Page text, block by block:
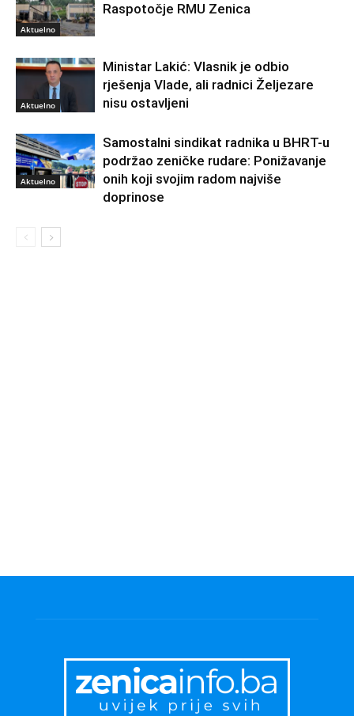
Aktuelno
Raspotočje RMU Zenica
Aktuelno
Ministar Lakić: Vlasnik je odbio
rješenja Vlade, ali radnici Željezare
nisu ostavljeni
Aktuelno
Samostalni sindikat radnika u BHRT-u
podržao zeničke rudare: Ponižavanje
onih koji svojim radom najviše
doprinose